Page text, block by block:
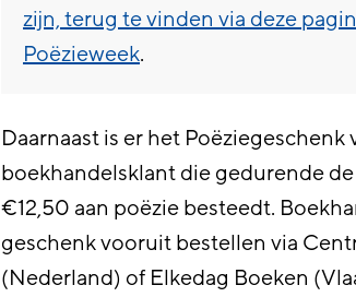
zijn, terug te vinden via deze
Poëzieweek.
Daarnaast is er het Poëziegeschenk
boekhandelsklant die gedurende
€12,50 aan poëzie besteedt.
geschenk vooruit bestellen via
(Nederland) of Elkedag Boeken